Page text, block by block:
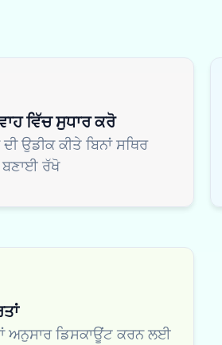
ਵਿੱਚ ਸੁਧਾਰ ਕਰੋ
ਉਡੀਕ ਕੀਤੇ ਬਿਨਾਂ ਸਥਿਰ
ਬਣਾਈ ਰੱਖੋ
ਡਿਸਕਾਊਂਟ ਕਰਨ ਲਈ